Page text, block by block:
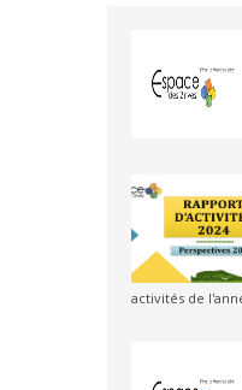
activités de